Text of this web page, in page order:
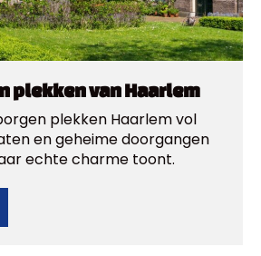
plekken van Haarlem
plekken Haarlem vol
en geheime doorgangen
echte charme toont.